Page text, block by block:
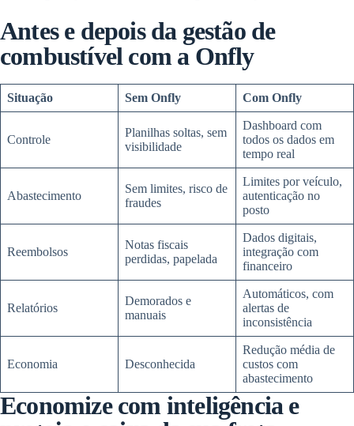
Antes e depois da gestão de
combustível com a Onfly
Situação Sem Onfly Com Onfly
Controle
Planilhas soltas, sem
visibilidade
Dashboard com
todos os dados em
tempo real
Abastecimento
Sem limites, risco de
fraudes
Limites por veículo,
autenticação no
posto
Reembolsos
Notas fiscais
perdidas, papelada
Dados digitais,
integração com
financeiro
Relatórios
Demorados e
manuais
Automáticos, com
alertas de
inconsistência
Economia Desconhecida
Redução média de
custos com
abastecimento
Economize com inteligência e